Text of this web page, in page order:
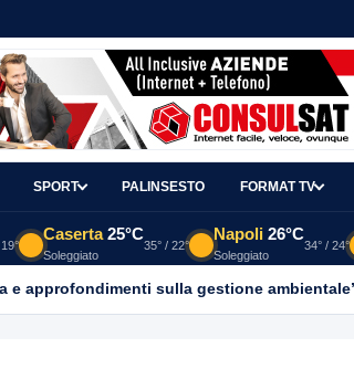
SPORT PALINSESTO FORMAT TV
Caserta 25°C
Soleggiato
35° / 22°
Napoli 26°C
Soleggiato
34° / 24°
e approfondimenti sulla gestione